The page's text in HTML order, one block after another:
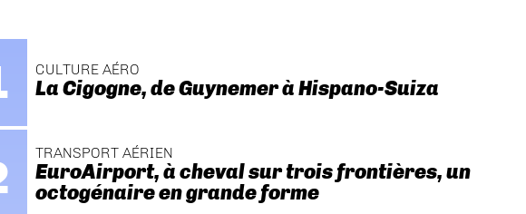
CULTURE AÉRO
La Cigogne, de Guynemer à Hispano-Suiza
TRANSPORT AÉRIEN
EuroAirport, à cheval sur trois frontières, un
octogénaire en grande forme